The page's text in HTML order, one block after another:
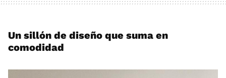
Un sillón de diseño que suma en
comodidad